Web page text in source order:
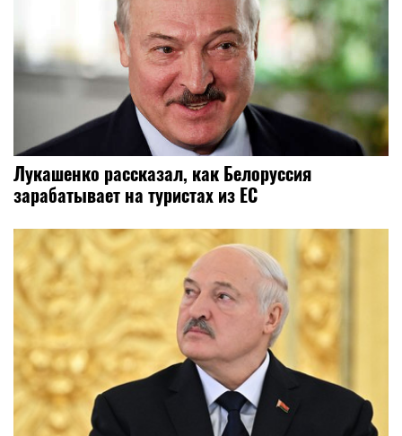
Лукашенко рассказал, как Белоруссия
зарабатывает на туристах из ЕС